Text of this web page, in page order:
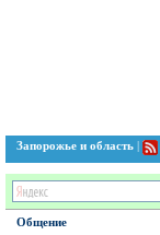
Запорожье и область
Общение